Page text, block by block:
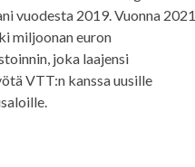
vuodesta 2019. Vuonna 2021
miljoonan euron
joka laajensi
VTT:n kanssa uusille